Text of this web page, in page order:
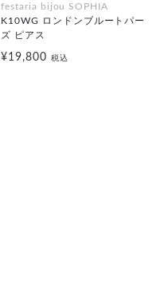
festaria bijou SOPHIA
K10WG ロンドンブルートパー
ズ ピアス
¥19,800 税込